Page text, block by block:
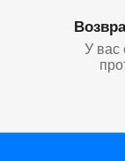
У вас